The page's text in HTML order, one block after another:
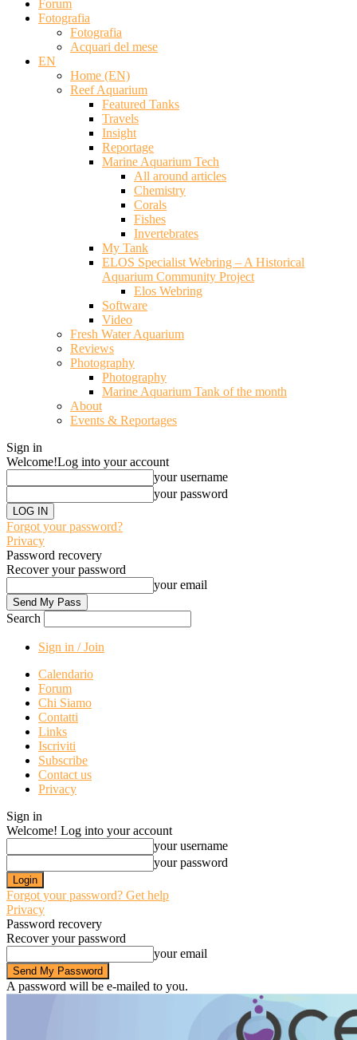
Forum
Fotografia
Fotografia
Acquari del mese
EN
Home (EN)
Reef Aquarium
Featured Tanks
Travels
Insight
Reportage
Marine Aquarium Tech
All around articles
Chemistry
Corals
Fishes
Invertebrates
My Tank
ELOS Specialist Webring – A Historical
Aquarium Community Project
Elos Webring
Software
Video
Fresh Water Aquarium
Reviews
Photography
Photography
Marine Aquarium Tank of the month
About
Events & Reportages
Sign in
Welcome!Log into your account
your username
your password
Forgot your password?
Privacy
Password recovery
Recover your password
your email
Search
Sign in / Join
Calendario
Forum
Chi Siamo
Contatti
Links
Iscriviti
Subscribe
Contact us
Privacy
Sign in
Welcome! Log into your account
your username
your password
Forgot your password? Get help
Privacy
Password recovery
Recover your password
your email
A password will be e-mailed to you.